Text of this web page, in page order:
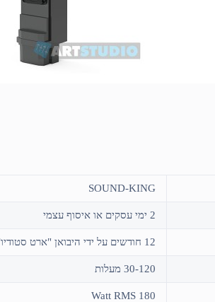
SOUND-KING
2 ימי עסקים או איסוף עצמי
12 חודשים על ידי היבואן "ארט סטודיו"
30-120 מעלות
180 Watt RMS